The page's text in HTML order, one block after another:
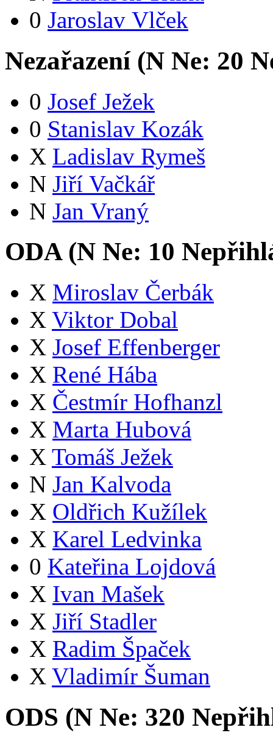
0 Jaroslav Vlček
Nezařazení (N Ne: 20
0 Josef Ježek
0 Stanislav Kozák
X Ladislav Rymeš
N Jiří Vačkář
N Jan Vraný
ODA (N Ne: 10
X Miroslav Čerbák
X Viktor Dobal
X Josef Effenberger
X René Hába
X Čestmír Hofhanzl
X Marta Hubová
X Tomáš Ježek
N Jan Kalvoda
X Oldřich Kužílek
X Karel Ledvinka
0 Kateřina Lojdová
X Ivan Mašek
X Jiří Stadler
X Radim Špaček
X Vladimír Šuman
ODS (N Ne: 320